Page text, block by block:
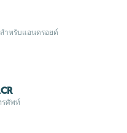
ำหรับแอนดรอยด์
รศัพท์